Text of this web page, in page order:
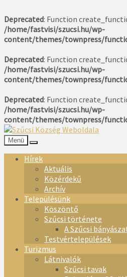
Deprecated: Function
/home/fastvisi/szucsi.hu/wp-
content/themes/townpress/
Deprecated: Function
/home/fastvisi/szucsi.hu/wp-
content/themes/townpress/
Deprecated: Function
/home/fastvisi/szucsi.hu/wp-
content/themes/townpress/
Menü
Hírek
Aktuális
Közérdekű
Archív
Településünk
Köszöntő
Szűcsi története
A Szűcsi
Testvértelepülések
Turizmus
Látnivalók
Szűcsi tavak